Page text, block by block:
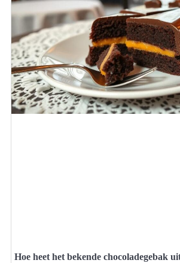
Hoe heet het bekende chocoladegebak